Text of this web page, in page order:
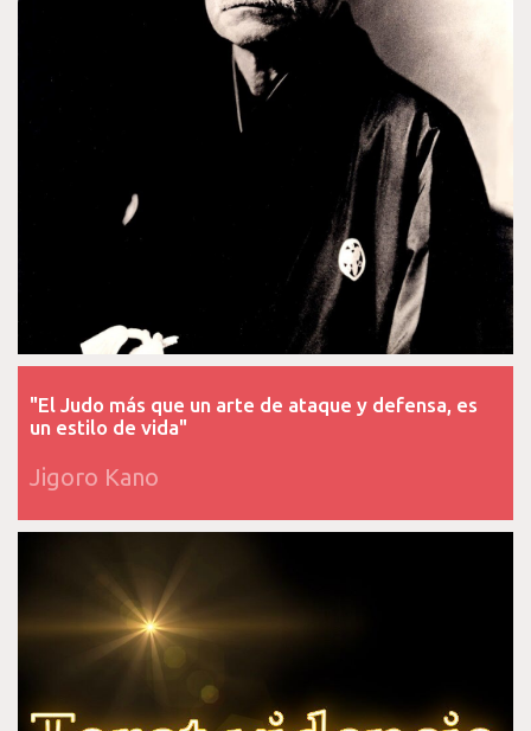
"El Judo más que un arte de ataque y defensa, es
un estilo de vida"
Jigoro Kano